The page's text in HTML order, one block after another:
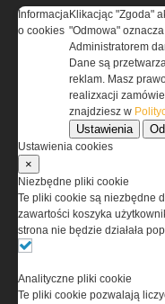
Informacja
o cookies
Klikacjąc "Zgoda"
"Odmowa"
Administratorem
Dane są
reklam. Masz
realizxacji
znajdziesz w
Ustawienia
Ustawienia cookies
×
Niezbędne pliki cookie
Te pliki cookie są niezbędne
zawartości koszyka
strona nie będzie działała
Analityczne pliki cookie
Te pliki cookie pozwalają